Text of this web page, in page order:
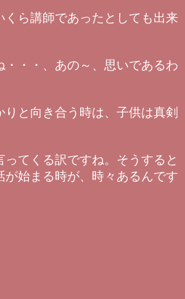
ら講師であったとしても出来
・・、あの～、思いであるわ
と向き合う時は、子供は真剣
てくる訳ですね。そうすると
始まる時が、時々あるんです